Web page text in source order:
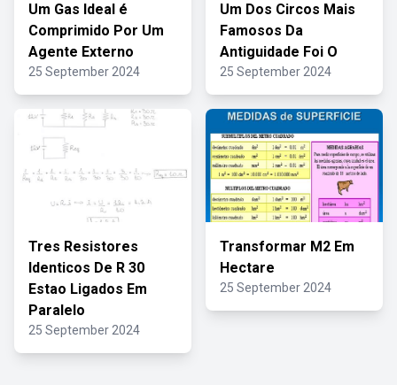
Um Gas Ideal é
Comprimido Por Um
Agente Externo
25 September 2024
Um Dos Circos Mais
Famosos Da
Antiguidade Foi O
25 September 2024
Tres Resistores
Identicos De R 30
Estao Ligados Em
Paralelo
25 September 2024
Transformar M2 Em
Hectare
25 September 2024